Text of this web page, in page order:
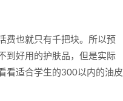
费也就只有千把块。所以预
到好用的护肤品，但是实际
看适合学生的300以内的油皮